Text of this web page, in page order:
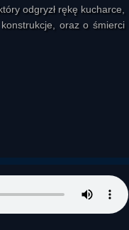
odgryzł rękę kucharce,
oraz o śmierci